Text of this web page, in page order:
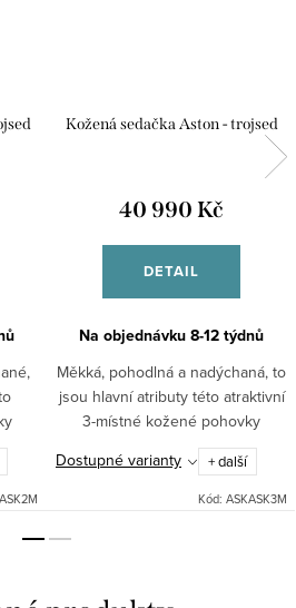
z
Kožená sedačka Aston - trojsed
40 990 Kč
DETAIL
Na objednávku 8-12 týdnů
Měkká, pohodlná a nadýchaná, to
jsou hlavní atributy této atraktivní
3-místné kožené pohovky
ASTON. Nosný rám je vyroben z
masivního tvrdého dřeva s
dlouhou životností. Sedáky...
Dostupné varianty + další
Kód: ASKASK3M